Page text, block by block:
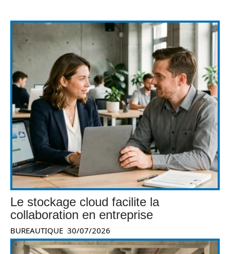
Le stockage cloud facilite la
collaboration en entreprise
BUREAUTIQUE 30/07/2026